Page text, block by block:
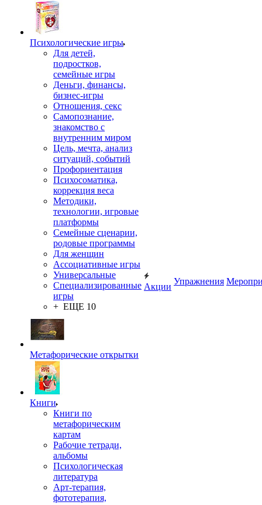
Психологические игры
Для детей,
подростков,
семейные игры
Деньги, финансы,
бизнес-игры
Отношения, секс
Самопознание,
знакомство с
внутренним миром
Цель, мечта, анализ
ситуаций, событий
Профориентация
Психосоматика,
коррекция веса
Методики,
технологии, игровые
платформы
Семейные сценарии,
родовые программы
Для женщин
Ассоциативные игры
Универсальные
Специализированные
игры
+ ЕЩЕ 10
Метафорические открытки
Книги
Книги по
метафорическим
картам
Рабочие тетради,
альбомы
Психологическая
литература
Арт-терапия,
фототерапия,
Акции
Упражнения